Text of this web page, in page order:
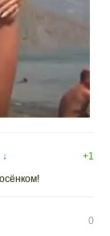
+1
0